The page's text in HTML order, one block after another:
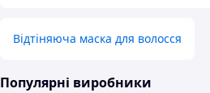
Відтіняюча маска для волосся
Популярні виробники